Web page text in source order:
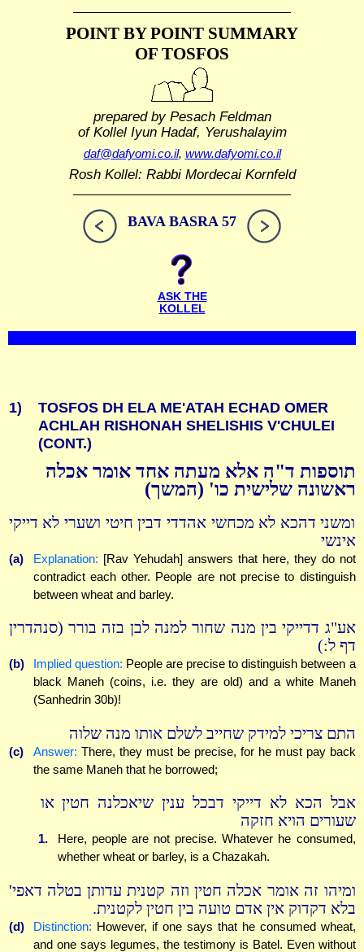
POINT BY POINT SUMMARY
OF TOSFOS
prepared by Pesach Feldman
of Kollel Iyun Hadaf, Yerushalayim
daf@dafyomi.co.il, www.dafyomi.co.il
Rosh Kollel: Rabbi Mordecai Kornfeld
BAVA BASRA 57
ASK THE
KOLLEL
1)
TOSFOS DH ELA ME'ATAH ECHAD OMER
ACHLAH RISHONAH SHELISHIS V'CHULEI
(CONT.)
תוספות ד"ה אלא מעתה אחד אומר אכלה
ראשונה שלישית כו' (המשך)
ומשני דהכא לא מכחשי אהדדי דבין חיטי ושערי לא דייקי
אינשי
(a) Explanation: [Rav Yehudah] answers that here, they do not
contradict each other. People are not precise to distinguish
between wheat and barley.
אע"ג דדייקי בין מנה שחור למנה לבן בזה בורר (סנהדרין
דף ל:)
(b) Implied question: People are precise to distinguish between a
black Maneh (coins, i.e. they are old) and a white Maneh
(Sanhedrin 30b)!
התם צריכי למידק שחייב לשלם אותו מנה שלוה
(c) Answer: There, they must be precise, for he must pay back
the same Maneh that he borrowed;
אבל הכא לא דייקי דבכל ענין שיאכלנה חטין או
שעורים הויא חזקה
1.
Here, people are not precise. Whatever he consumed,
whether wheat or barley, is a Chazakah.
ומיהו זה אומר אכלה חטין וזה קטנית עדותן בטלה דאפי'
בלא דקדוק אין אדם טועה בין חטין לקטנית.
(d) Distinction: However, if one says that he consumed wheat,
and one says legumes, the testimony is Batel. Even without